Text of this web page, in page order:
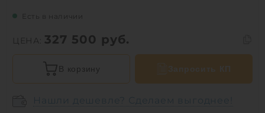
Есть в наличии
ЦЕНА: 327 500 руб.
В корзину